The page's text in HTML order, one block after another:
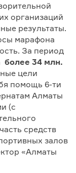
организаций
результаты.
марафона
За период
более 34 млн.
цели
помощь 6-ти
Алматы
(с
cредств
залов
«Алматы